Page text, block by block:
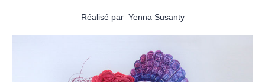
Réalisé par Yenna Susanty